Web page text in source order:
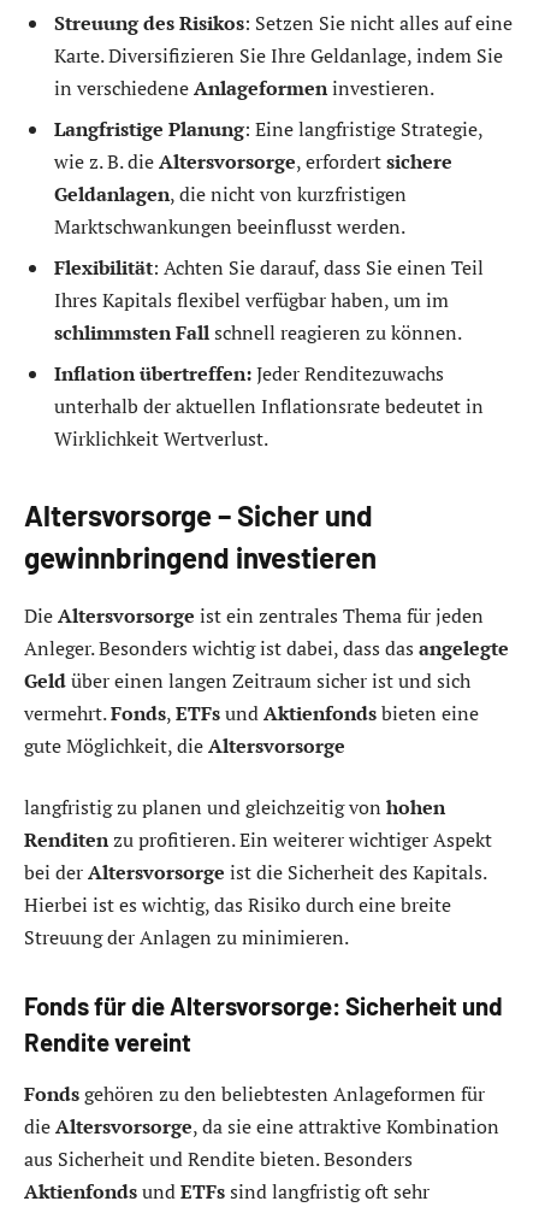
Streuung des Risikos: Setzen Sie nicht alles auf eine
Karte. Diversifizieren Sie Ihre Geldanlage, indem Sie
in verschiedeneAnlageformeninvestieren.
Langfristige Planung: Eine langfristige Strategie,
wie z. B. dieAltersvorsorge, erfordertsichere
Geldanlagen, die nicht von kurzfristigen
Marktschwankungen beeinflusst werden.
Flexibilität: Achten Sie darauf, dass Sie einen Teil
Ihres Kapitals flexibel verfügbar haben, um im
schlimmsten Fallschnell reagieren zu können.
Inflation übertreffen:Jeder Renditezuwachs
unterhalb der aktuellen Inflationsrate bedeutet in
Wirklichkeit Wertverlust.
Altersvorsorge – Sicher und
gewinnbringend investieren
DieAltersvorsorge ist ein zentrales Thema für jeden
Anleger. Besonders wichtig ist dabei, dass das angelegte
Geldüber einen langen Zeitraum sicher ist und sich
vermehrt.Fonds,ETFsundAktienfondsbieten eine
gute Möglichkeit, dieAltersvorsorge
langfristig zu planen und gleichzeitig von hohen
Renditenzu profitieren. Ein weiterer wichtiger Aspekt
bei derAltersvorsorge ist die Sicherheit des Kapitals.
Hierbei ist es wichtig, das Risiko durch eine breite
Streuung der Anlagen zu minimieren.
Fonds für die Altersvorsorge: Sicherheit und
Rendite vereint
Fondsgehören zu den beliebtesten Anlageformen für
dieAltersvorsorge, da sie eine attraktive Kombination
aus Sicherheit und Rendite bieten. Besonders
AktienfondsundETFssind langfristig oft sehr